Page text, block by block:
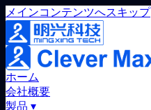
メインコンテンツへスキップ
ホーム
会社概要
製品 ▾